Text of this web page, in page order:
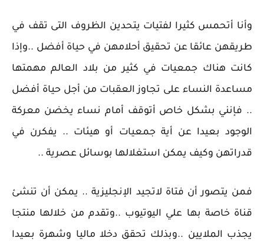
وأنا أتحمس كثيرا لفتيات يتحدين الظروف التى تقف في
طريقهن عائقا عن تحقيق أحلامهن في حياة أفضل ..وإذا
كانت هناك جمعيات في كثير من بلاد العالم مهمتها
مساعدة النساء على تجاوز العقبات من أجل حياة أفضل
.. فإنني بشكل خاص أتوقف أمام نساء يخضن معركة
الوجود بعيدا عن أية جمعيات أو هيئات .. يفكرن في
قدراتهن وكيف يمكن استغلالها بوسائل عصرية ..
فمن يتصور أن فتاة لاتجيد الإنجليزية .. يمكن أن تنشئ
قناة خاصة بها علي اليوتيوب ..وتقدم من خلالها منتجا
يجذب الملايين ..وبذلك تحقق دخلا ماليا وشهرة بعيدا